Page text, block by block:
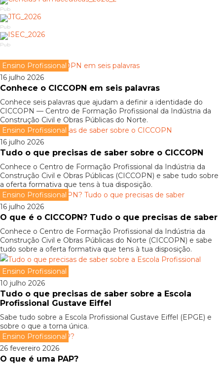
Pub
Pub
Pub
Ensino Profissional
16 julho 2026
Conhece o CICCOPN em seis palavras
Conhece seis palavras que ajudam a definir a identidade do
CICCOPN — Centro de Formação Profissional da Indústria da
Construção Civil e Obras Públicas do Norte.
Ensino Profissional
16 julho 2026
Tudo o que precisas de saber sobre o CICCOPN
Conhece o Centro de Formação Profissional da Indústria da
Construção Civil e Obras Públicas (CICCOPN) e sabe tudo sobre
a oferta formativa que tens à tua disposição.
Ensino Profissional
16 julho 2026
O que é o CICCOPN? Tudo o que precisas de saber
Conhece o Centro de Formação Profissional da Indústria da
Construção Civil e Obras Públicas do Norte (CICCOPN) e sabe
tudo sobre a oferta formativa que tens à tua disposição.
Ensino Profissional
10 julho 2026
Tudo o que precisas de saber sobre a Escola
Profissional Gustave Eiffel
Sabe tudo sobre a Escola Profissional Gustave Eiffel (EPGE) e
sobre o que a torna única.
Ensino Profissional
26 fevereiro 2026
O que é uma PAP?